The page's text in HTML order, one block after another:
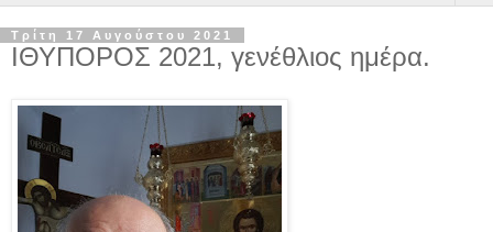
Τρίτη 17 Αυγούστου 2021
ΙΘΥΠΟΡΟΣ 2021, γενέθλιος ημέρα.